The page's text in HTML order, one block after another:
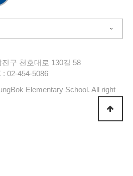
구 천호대로 130길 58
: 02-454-5086
Elementary School. All right